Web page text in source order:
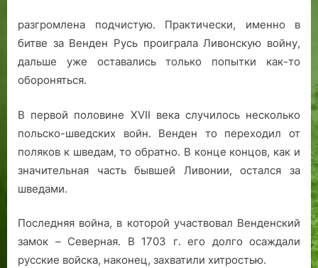
разгромлена подчистую. Практически, именно в
битве за Венден Русь проиграла Ливонскую войну,
дальше уже оставались только попытки как-то
обороняться.
В первой половине XVII века случилось несколько
польско-шведских войн. Венден то переходил от
поляков к шведам, то обратно. В конце концов, как и
значительная часть бывшей Ливонии, остался за
шведами.
Последняя война, в которой участвовал Венденский
замок – Северная. В 1703 г. его долго осаждали
русские войска, наконец, захватили хитростью.